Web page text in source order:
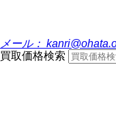
メール：
買取価格検索